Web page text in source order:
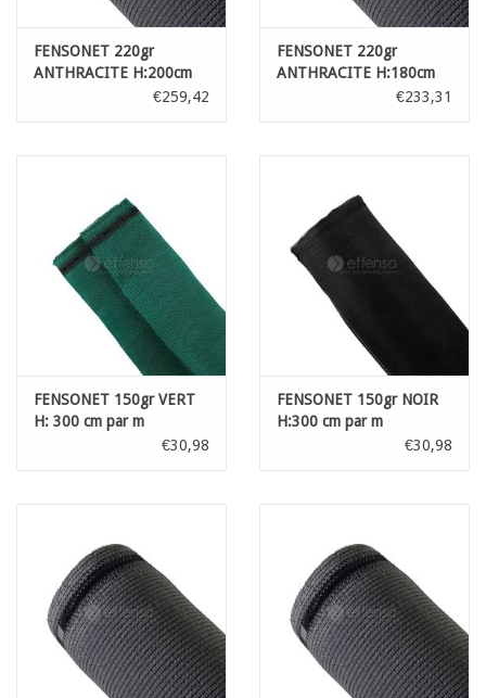
FENSONET 220gr
ANTHRACITE H:200cm
€259,42
FENSONET 220gr
ANTHRACITE H:180cm
€233,31
FENSONET 150gr VERT
H: 300 cm par m
€30,98
FENSONET 150gr NOIR
H:300 cm par m
€30,98